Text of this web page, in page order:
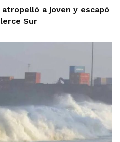
a joven y escapó
Sur